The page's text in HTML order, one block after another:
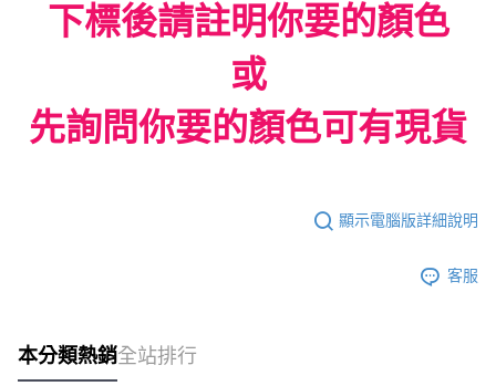
下標後請註明你要的顏色
或
先詢問你要的顏色可有現貨
顯示電腦版詳細說明
客服
本分類熱銷全站排行